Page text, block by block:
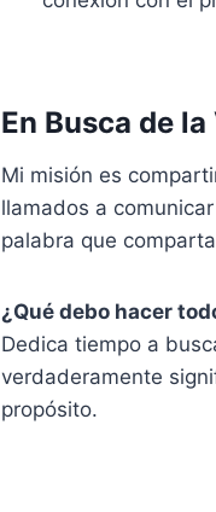
En Busca de la
Mi misión es
llamados a
palabra que
¿Qué debo hacer
Dedica tiempo a
verdaderamente
propósito.